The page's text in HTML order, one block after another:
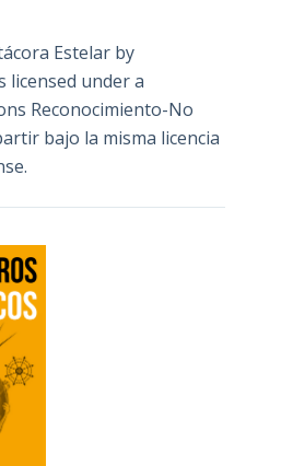
Estelarby
licensed under a
Reconocimiento-No
bajo la misma licencia
.